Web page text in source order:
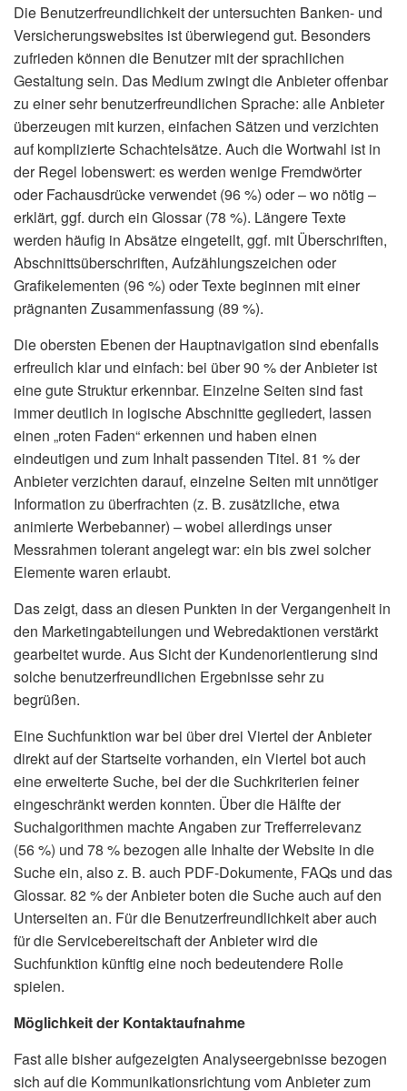
Die Benutzerfreundlichkeit der untersuchten Banken- und
Versicherungswebsites ist überwiegend gut. Besonders
zufrieden können die Benutzer mit der sprachlichen
Gestaltung sein. Das Medium zwingt die Anbieter offenbar
zu einer sehr benutzerfreundlichen Sprache: alle Anbieter
überzeugen mit kurzen, einfachen Sätzen und verzichten
auf komplizierte Schachtelsätze. Auch die Wortwahl ist in
der Regel lobenswert: es werden wenige Fremdwörter
oder Fachausdrücke verwendet (96 %) oder – wo nötig –
erklärt, ggf. durch ein Glossar (78 %). Längere Texte
werden häufig in Absätze eingeteilt, ggf. mit Überschriften,
Abschnittsüberschriften, Aufzählungs­zeichen oder
Grafikelementen (96 %) oder Texte beginnen mit einer
prägnanten Zusammenfassung (89 %).
Die obersten Ebenen der Hauptnavigation sind ebenfalls
erfreulich klar und einfach: bei über 90 % der Anbieter ist
eine gute Struktur erkennbar. Einzelne Seiten sind fast
immer deutlich in logische Abschnitte gegliedert, lassen
einen „roten Faden“ erkennen und haben einen
eindeutigen und zum Inhalt passenden Titel. 81 % der
Anbieter verzichten darauf, einzelne Seiten mit unnötiger
Information zu überfrachten (z. B. zusätzliche, etwa
animierte Werbebanner) – wobei allerdings unser
Messrahmen tolerant angelegt war: ein bis zwei solcher
Elemente waren erlaubt.
Das zeigt, dass an diesen Punkten in der Vergangenheit in
den Marketingabteilungen und Webredaktionen verstärkt
gearbeitet wurde. Aus Sicht der Kundenorientierung sind
solche benutzerfreundlichen Ergebnisse sehr zu
begrüßen.
Eine Suchfunktion war bei über drei Viertel der Anbieter
direkt auf der Startseite vorhanden, ein Viertel bot auch
eine erweiterte Suche, bei der die Suchkriterien feiner
eingeschränkt werden konnten. Über die Hälfte der
Suchalgorithmen machte Angaben zur Trefferrelevanz
(56 %) und 78 % bezogen alle Inhalte der Website in die
Suche ein, also z. B. auch PDF-Dokumente, FAQs und das
Glossar. 82 % der Anbieter boten die Suche auch auf den
Unterseiten an. Für die Benutzerfreundlichkeit aber auch
für die Servicebereitschaft der Anbieter wird die
Suchfunktion künftig eine noch bedeutendere Rolle
spielen.
Möglichkeit der Kontaktaufnahme
Fast alle bisher aufgezeigten Analyseergebnisse bezogen
sich auf die Kommunikationsrichtung vom Anbieter zum